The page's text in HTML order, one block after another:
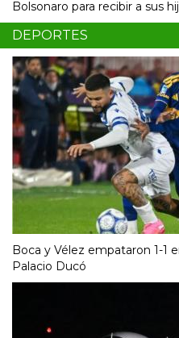
Bolsonaro para recibir a sus
DEPORTES
Boca y Vélez empataron 1-1
Palacio Ducó